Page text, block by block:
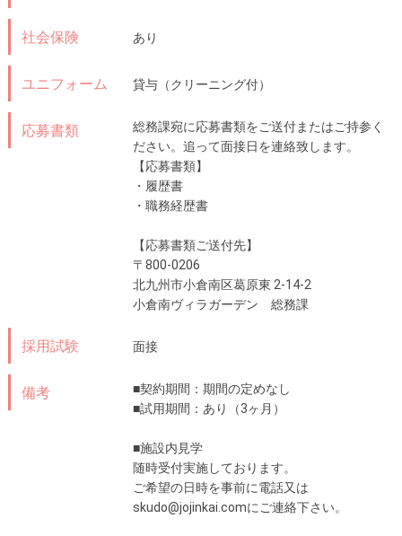
社会保険 あり
ユニフォーム 貸与（クリーニング付）
応募書類
総務課宛に応募書類をご送付またはご持参く
ださい。追って面接日を連絡致します。
【応募書類】
・履歴書
・職務経歴書
【応募書類ご送付先】
〒800-0206
北九州市小倉南区葛原東 2-14-2
小倉南ヴィラガーデン 総務課
採用試験 面接
備考
■契約期間：期間の定めなし
■試用期間：あり（3ヶ月）
■施設内見学
随時受付実施しております。
ご希望の日時を事前に電話又は
skudo@jojinkai.comにご連絡下さい。